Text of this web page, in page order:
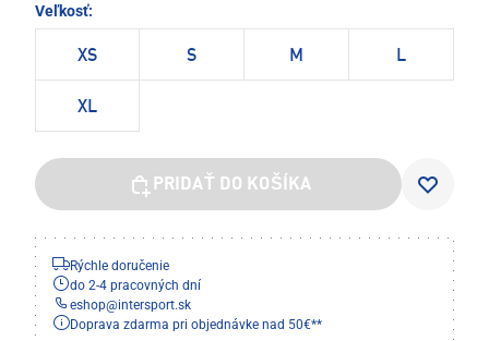
Veľkosť:
XS S M L
XL
PRIDAŤ DO KOŠÍKA
Rýchle doručenie
do 2-4 pracovných dní
eshop@intersport.sk
Doprava zdarma pri objednávke nad 50€**